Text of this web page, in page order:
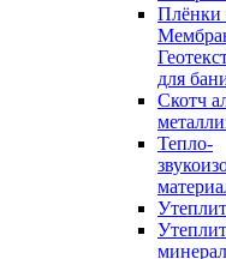
Плёнки
для
Скотч
Тепло-